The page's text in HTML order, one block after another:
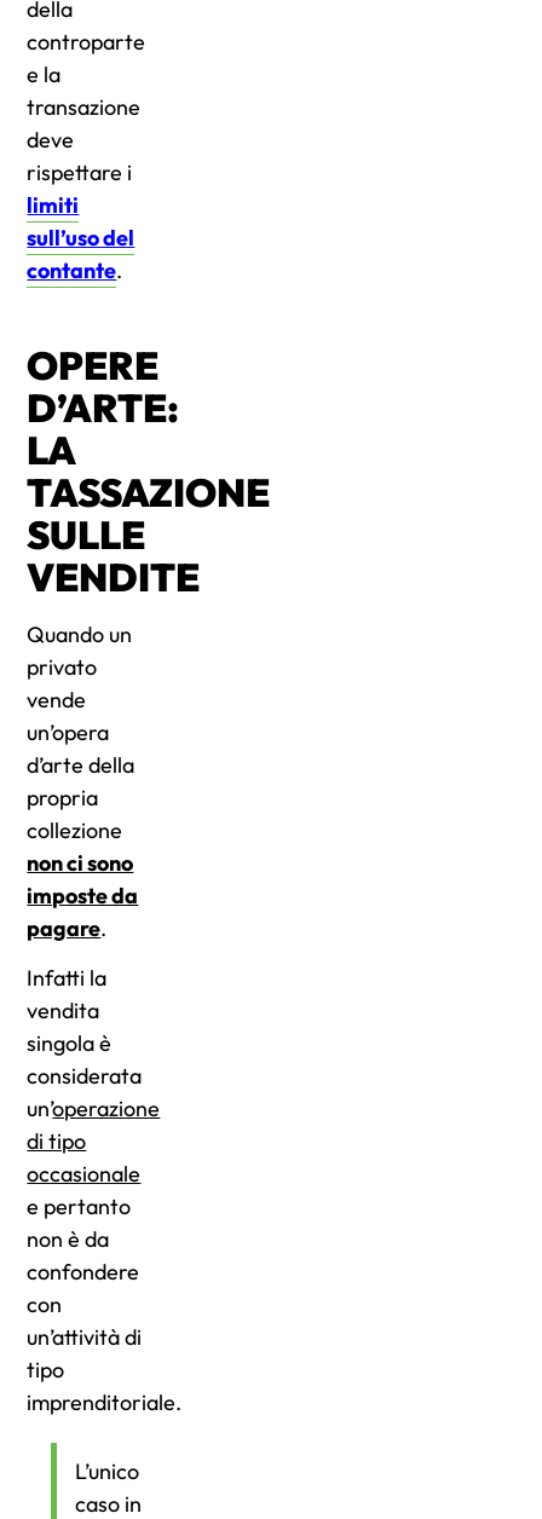
della
controparte
e la
transazione
deve
rispettare i
limiti
sull’uso del
contante.
OPERE
D’ARTE:
LA
TASSAZIONE
SULLE
VENDITE
Quando un
privato
vende
un’opera
d’arte della
propria
collezione
non ci sono
imposte da
pagare.
Infatti la
vendita
singola è
considerata
un’operazione
di tipo
occasionale
e pertanto
non è da
confondere
con
un’attività di
tipo
imprenditoriale.
L’unico
caso in